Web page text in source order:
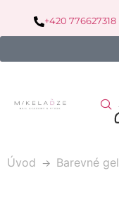
+420 776627318
Úvod Barevné